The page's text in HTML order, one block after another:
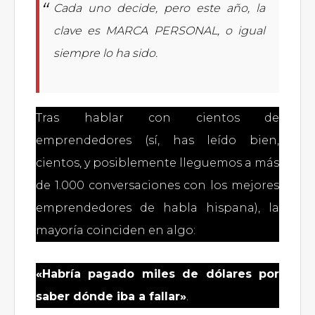
Cada uno decide, pero este año, la
clave es MARCA PERSONAL, o igual
siempre lo ha sido.
Tras hablar con cientos de
emprendedores (sí, has leído bien,
cientos, y posiblemente lleguemos a más
de 1.000 conversaciones con los mejores
emprendedores de habla hispana), la
mayoría coinciden en algo:
«Habría pagado miles de dólares por
saber dónde iba a fallar»